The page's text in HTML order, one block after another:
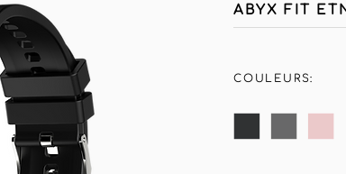
ABYX FIT
COULEURS: